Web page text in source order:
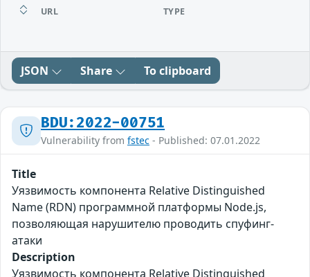
URL TYPE
JSON Share To clipboard
BDU:2022-00751
Vulnerability from fstec - Published: 07.01.2022
Title
Уязвимость компонента Relative Distinguished
Name (RDN) программной платформы Node.js,
позволяющая нарушителю проводить спуфинг-
атаки
Description
Уязвимость компонента Relative Distinguished